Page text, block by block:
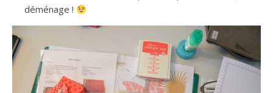
déménage !